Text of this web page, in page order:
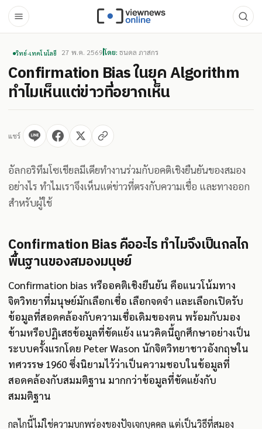
วิทย์-เทคโนโลยี 27 พ.ค. 2569โดย: ธนดล ภาสกร
Confirmation Bias ในยุค Algorithm
ทำไมเห็นแต่ข่าวที่อยากเห็น
แชร์
อัลกอริทึมโซเชียลมีเดียทำงานร่วมกับอคติเชิงยืนยันของสมอง
อย่างไร ทำไมเราจึงเห็นแต่ข่าวที่ตรงกับความเชื่อ และทางออก
สำหรับผู้ใช้
Confirmation Bias คืออะไร ทำไมจึงเป็นกลไก
พื้นฐานของสมองมนุษย์
Confirmation bias หรืออคติเชิงยืนยัน คือแนวโน้มทาง
จิตวิทยาที่มนุษย์มักเลือกเชื่อ เลือกจดจำ และเลือกเปิดรับ
ข้อมูลที่สอดคล้องกับความเชื่อเดิมของตน พร้อมกับมอง
ข้ามหรือปฏิเสธข้อมูลที่ขัดแย้ง แนวคิดนี้ถูกศึกษาอย่างเป็น
ระบบครั้งแรกโดย Peter Wason นักจิตวิทยาชาวอังกฤษใน
ทศวรรษ 1960 ซึ่งนิยามไว้ว่าเป็นความชอบในข้อมูลที่
สอดคล้องกับสมมติฐาน มากกว่าข้อมูลที่ขัดแย้งกับ
สมมติฐาน
กลไกนี้ไม่ใช่ความบกพร่องของปัจเจกบุคคล แต่เป็นวิธีที่สมอง